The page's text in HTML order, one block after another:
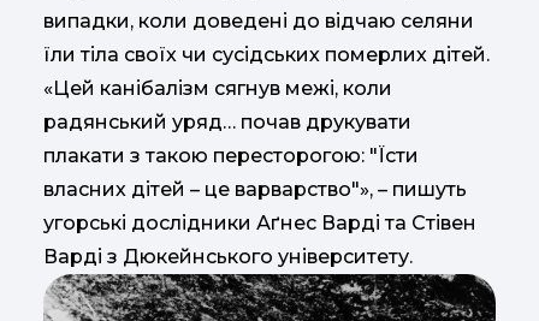
випадки, коли доведені до відчаю селяни
їли тіла своїх чи сусідських померлих дітей.
«Цей канібалізм сягнув межі, коли
радянський уряд… почав друкувати
плакати з такою пересторогою: "Їсти
власних дітей – це варварство"», – пишуть
угорські дослідники Аґнес Варді та Стівен
Варді з Дюкейнського університету.